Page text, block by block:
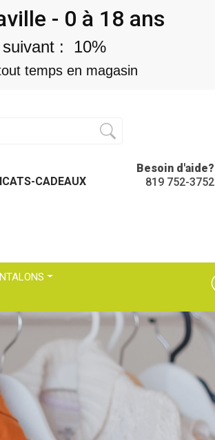
- 0 à 18 ans
suivant : 10%
temps en magasin
CADEAUX
Besoin d'aide?
819 752-3752